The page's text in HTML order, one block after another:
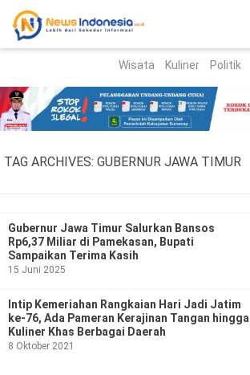
Parlemen
Peristiwa
Korupsi
Wisata Kuliner Politik
TAG ARCHIVES: GUBERNUR JAWA TIMUR
Gubernur Jawa Timur Salurkan Bansos
Rp6,37 Miliar di Pamekasan, Bupati
Sampaikan Terima Kasih
15 Juni 2025
Intip Kemeriahan Rangkaian Hari Jadi Jatim
ke-76, Ada Pameran Kerajinan Tangan hingga
Kuliner Khas Berbagai Daerah
8 Oktober 2021